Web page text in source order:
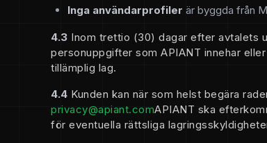
Inga användarprofiler är byggda från
4.3 Inom trettio (30) dagar efter avtalets
personuppgifter som APIANT innehar
tillämplig lag.
4.4 Kunden kan när som helst begära
privacy@apiant.comAPIANT ska
för eventuella rättsliga